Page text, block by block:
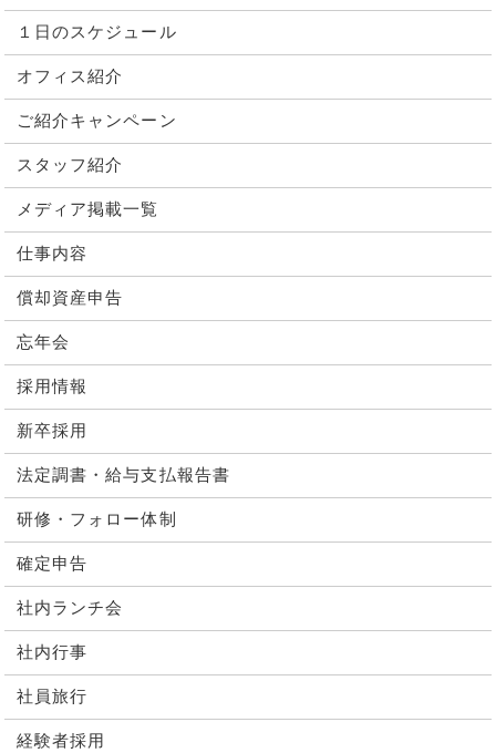
１日のスケジュール
オフィス紹介
ご紹介キャンペーン
スタッフ紹介
メディア掲載一覧
仕事内容
償却資産申告
忘年会
採用情報
新卒採用
法定調書・給与支払報告書
研修・フォロー体制
確定申告
社内ランチ会
社内行事
社員旅行
経験者採用